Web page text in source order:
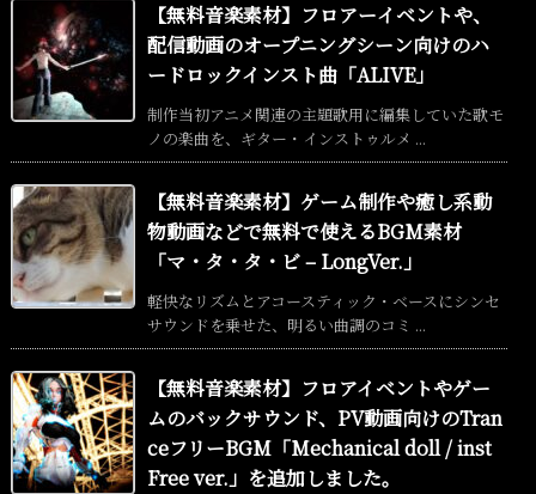
【無料音楽素材】フロアーイベントや、
配信動画のオープニングシーン向けのハ
ードロックインスト曲「ALIVE」
制作当初アニメ関連の主題歌用に編集していた歌モ
ノの楽曲を、ギター・インストゥルメ ...
【無料音楽素材】ゲーム制作や癒し系動
物動画などで無料で使えるBGM素材
「マ・タ・タ・ビ – LongVer.」
軽快なリズムとアコースティック・ベースにシンセ
サウンドを乗せた、明るい曲調のコミ ...
【無料音楽素材】フロアイベントやゲー
ムのバックサウンド、PV動画向けのTran
ceフリーBGM「Mechanical doll / inst
Free ver.」を追加しました。